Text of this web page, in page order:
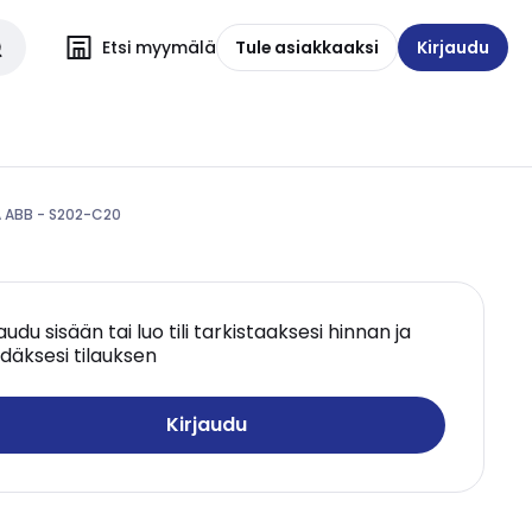
Etsi myymälä Tule asiakkaaksi Kirjaudu
- S202-C20
sisään tai luo tili tarkistaaksesi hinnan ja
tilauksen
Kirjaudu